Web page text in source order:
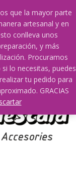
que la mayor parte
artesanal y en
conlleva unos
y más
Procuramos
lo necesitas, puedes
tu pedido para
GRACIAS
- 14:00